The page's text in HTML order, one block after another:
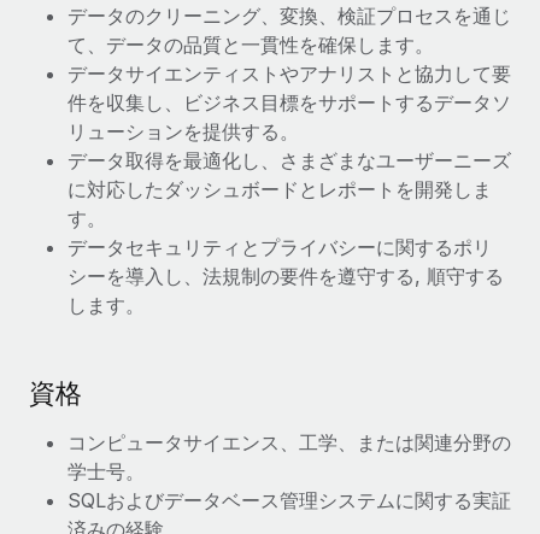
福利厚生
従業員の福利厚生を簡単に管理
ブログ
Remoteの製品アップデート：GustoとXeroの統合お
よびContractor Management Plus（契約社員管理
プラス）
Remoteの使命は、世界のどこにいても、あらゆる規模の企業が
業務に最適な人材を採用し、管理し、給与を支給できるようにす
ることです。この数週間で、新しい統合、機能、改良点をリリー
スしました。...
給与詐欺：種類、事例、ビジネスを守る方法
給与, 賃金は詐欺の特に魅力的な標的です。多額の資金がシステ
ム間で頻繁に移動しているためです。このため、自社のビジネス
を保護することは極めて重要です。...
データのクリーニング、変換、検証プロセスを通じ
て、データの品質と一貫性を確保します。
データサイエンティストやアナリストと協力して要
件を収集し、ビジネス目標をサポートするデータソ
リューションを提供する。
データ取得を最適化し、さまざまなユーザーニーズ
に対応したダッシュボードとレポートを開発しま
す。
データセキュリティとプライバシーに関するポリ
シーを導入し、法規制の要件を遵守する, 順守する
します。
資格
コンピュータサイエンス、工学、または関連分野の
学士号。
SQLおよびデータベース管理システムに関する実証
済みの経験。